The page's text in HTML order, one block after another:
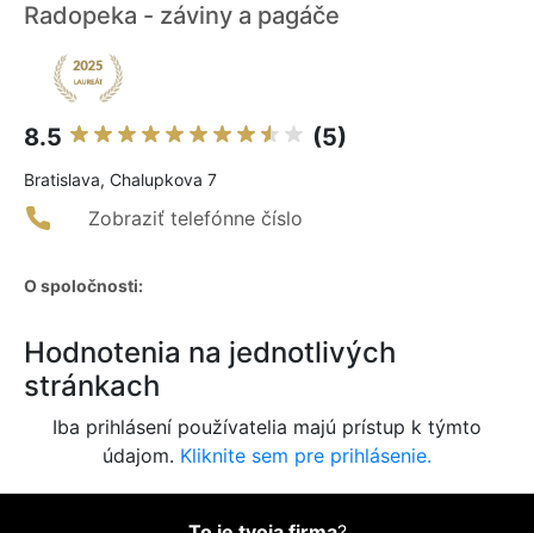
Radopeka - záviny a pagáče
8.5 (5)
Bratislava, Chalupkova 7
Zobraziť telefónne číslo
O spoločnosti:
Hodnotenia na jednotlivých
stránkach
Iba prihlásení používatelia majú prístup k týmto
údajom. Kliknite sem pre prihlásenie.